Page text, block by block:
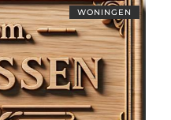
WONINGEN